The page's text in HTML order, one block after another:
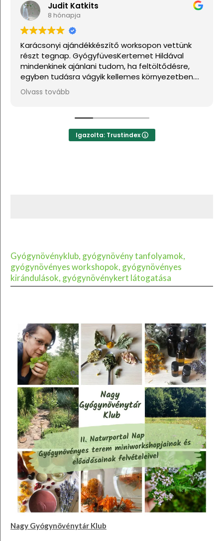
Judit Katkits
8 hónapja
ajándékkészítő worksopon vettünk
tegnap. GyógyfüvesKertemet Hildával
ajánlani tudom, ha feltöltődésre,
tudásra vágyik kellemes környezetben.
lehetne sokkal több csillagot adni, akkor azt
adnám.
tovább
Igazolta: Trustindex
Gyógynövényklub, gyógynövény tanfolyamok,
gyógynövényes workshopok, gyógynövényes
kirándulások, gyógynövénykert látogatása
Nagy Gyógynövénytár Klub